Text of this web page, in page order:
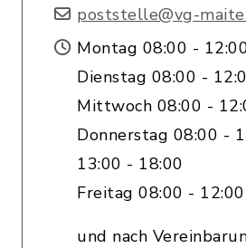
poststelle@vg-
Montag 08:00 -
Dienstag 08:00 -
Mittwoch 08:00 -
Donnerstag 08:00 -
13:00 - 18:00
Freitag 08:00 - 12:00
und nach